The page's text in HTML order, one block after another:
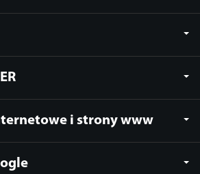
i strony www